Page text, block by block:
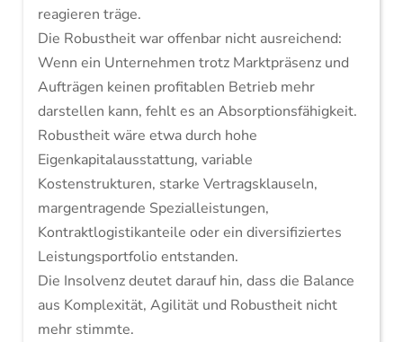
reagieren träge.
Die Robustheit war offenbar nicht ausreichend:
Wenn ein Unternehmen trotz Marktpräsenz und
Aufträgen keinen profitablen Betrieb mehr
darstellen kann, fehlt es an Absorptionsfähigkeit.
Robustheit wäre etwa durch hohe
Eigenkapitalausstattung, variable
Kostenstrukturen, starke Vertragsklauseln,
margentragende Spezialleistungen,
Kontraktlogistikanteile oder ein diversifiziertes
Leistungsportfolio entstanden.
Die Insolvenz deutet darauf hin, dass die Balance
aus Komplexität, Agilität und Robustheit nicht
mehr stimmte.